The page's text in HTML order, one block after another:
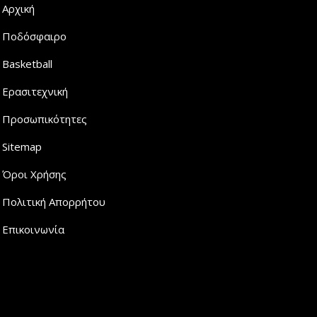
Αρχική
Ποδόσφαιρο
Basketball
Ερασιτεχνική
Προσωπικότητες
Sitemap
Όροι Χρήσης
Πολιτική Απορρήτου
Επικοινωνία